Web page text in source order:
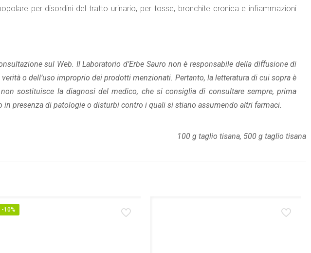
per disordini del tratto urinario, per tosse, bronchite cronica e infiammazioni
sul Web. Il Laboratorio d’Erbe Sauro non è responsabile della diffusione di
o dell’uso improprio dei prodotti menzionati. Pertanto, la letteratura di cui sopra è
sostituisce la diagnosi del medico, che si consiglia di consultare sempre, prima
presenza di patologie o disturbi contro i quali si stiano assumendo altri farmaci.
100 g taglio tisana, 500 g taglio tisana
-10%